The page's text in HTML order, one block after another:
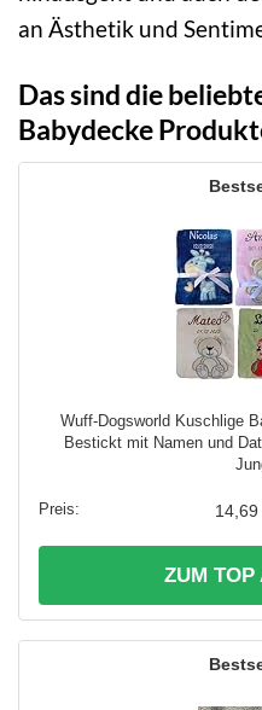
an Ästhetik und
Das sind die
Babydecke
Wuff-Dogsworld Kuschlige
Bestickt mit Namen und
14,69
ZUM TOP